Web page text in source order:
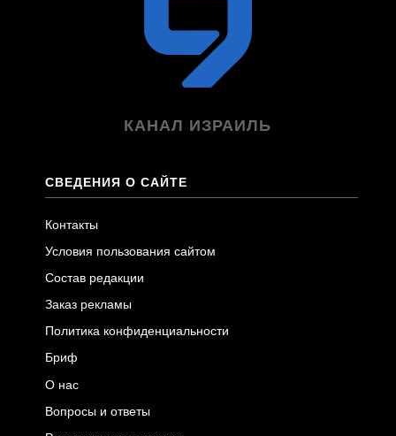
КАНАЛ ИЗРАИЛЬ
СВЕДЕНИЯ О САЙТЕ
Контакты
Условия пользования сайтом
Состав редакции
Заказ рекламы
Политика конфиденциальности
Бриф
О нас
Вопросы и ответы